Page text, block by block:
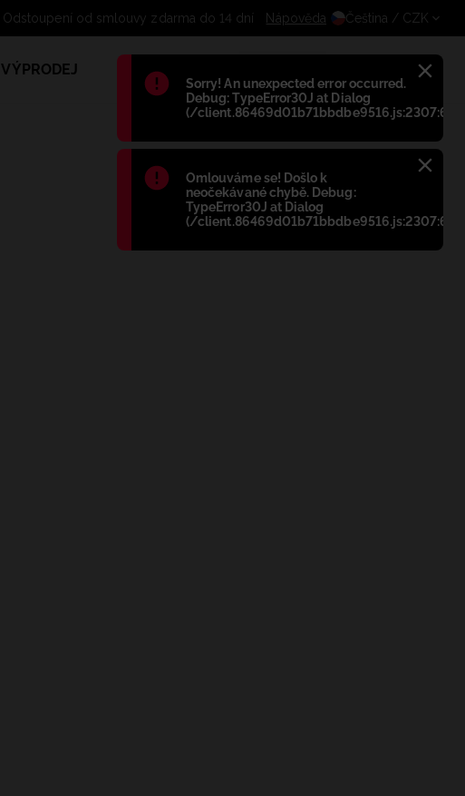
Błąd:
Sorry! An unexpected error occurred.
Debug: TypeError30J at Dialog
(/
Błąd:
Omlouváme se! Došlo k
neočekávané chybě. Debug:
TypeError30J at Dialog
(/
Odstoupení od smlouvy zdarma do 14 dní Nápověda Čeština / CZK
VÝPRODEJ